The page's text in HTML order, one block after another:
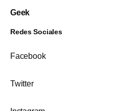
Geek
Redes Sociales
Facebook
Twitter